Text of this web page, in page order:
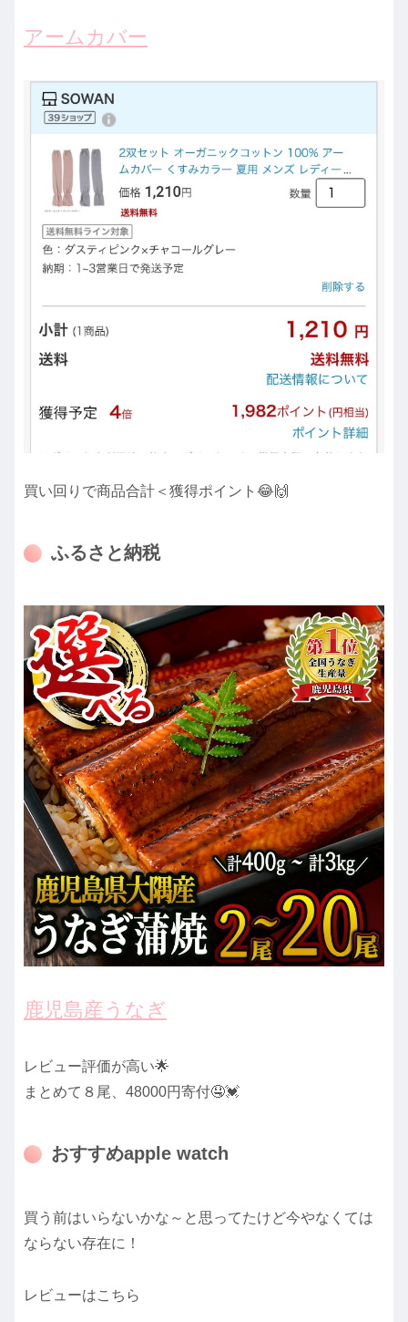
アームカバー
買い回りで商品合計＜獲得ポイント😂🙌
ふるさと納税
鹿児島産うなぎ
レビュー評価が高い🌟
まとめて８尾、48000円寄付🤤💓
おすすめapple watch
買う前はいらないかな～と思ってたけど今やなくては
ならない存在に！
レビューはこちら